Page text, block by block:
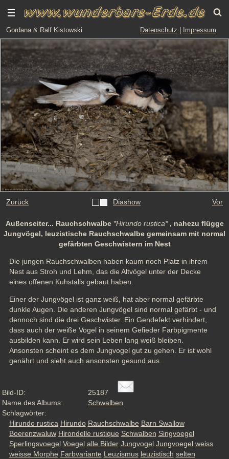
Gordana & Ralf Kistowski Datenschutz Impressum
Zurück Diashow Vor
Außenseiter... Rauchschwalbe *Hirundo rustica*, nahezu flügge
Jungvögel, leuzistische Rauchschwalbe gemeinsam mit normal
gefärbten Geschwistern im Nest
Die jungen Rauchschwalben haben kaum noch Platz in ihrem
Nest aus Stroh und Lehm, das die Altvögel unter der Decke
eines offenen Kuhstalls gebaut haben.
Einer der Jungvögel ist ganz weiß, hat aber normal gefärbte
dunkle Augen. Die anderen Jungvögel sind normal gefärbt - und
dennoch sind die drei Geschwister. Ein Gendefekt verhindert,
dass auch der weiße Vogel in seinem Gefieder Farbpigmente
ausbilden kann. Er wird sein Leben lang weiß bleiben.
Ansonsten scheint es dem Jungvogel gut zu gehen. Er ist wohl
genährt und sieht auch ansonsten gesund aus.
Bild-ID:
25187
Name des Albums:
Schwalben
Schlagwörter:
Hirundo rustica Hirundo Rauchschwalbe Barn Swallow
Boerenzwaluw Hirondelle rustique Schwalben Singvoegel
Sperlingsvoegel Voegel alle Bilder Jungvogel Jungvoegel weiss
weisse Morphe Farbvariante Leuzismus leuzistisch selten